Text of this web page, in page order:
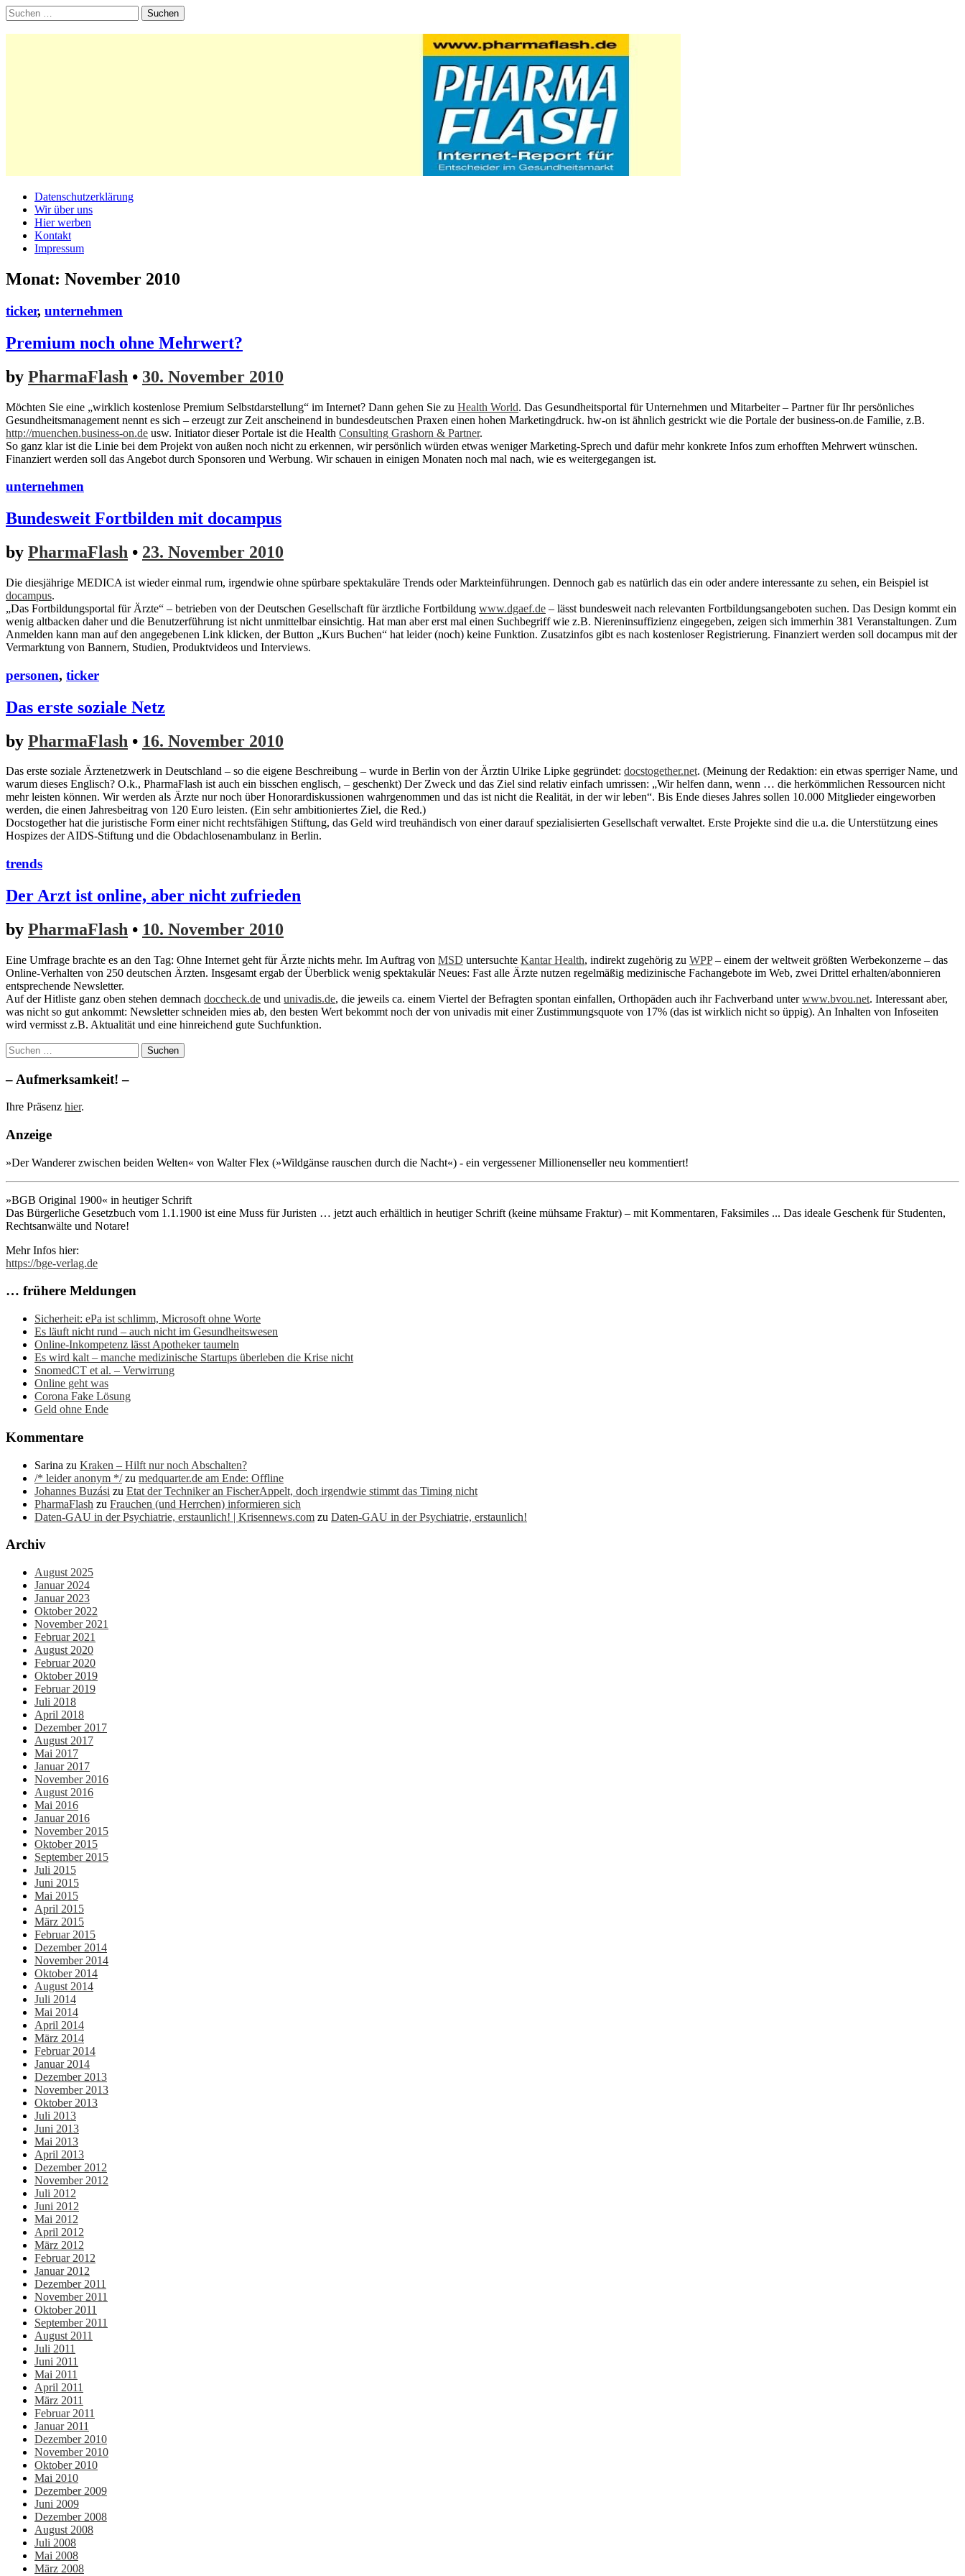
Suchen
nach:
Main
menu
Skip
content
Datenschutzerklärung
Wir über uns
Hier werben
Kontakt
Impressum
Monat: November 2010
ticker, unternehmen
Premium noch ohne Mehrwert?
by PharmaFlash • 30. November 2010
Möchten Sie eine „wirklich kostenlose Premium Selbstdarstellung“ im Internet? Dann gehen Sie zu Health World. Das Gesundheitsportal für Unternehmen und Mitarbeiter – Partner für Ihr persönliches
Gesundheitsmanagement nennt es sich – erzeugt zur Zeit anscheinend in bundesdeutschen Praxen einen hohen Marketingdruck. hw-on ist ähnlich gestrickt wie die Portale der business-on.de Familie, z.B.
http://muenchen.business-on.de usw. Initiator dieser Portale ist die Health Consulting Grashorn & Partner.
So ganz klar ist die Linie bei dem Projekt von außen noch nicht zu erkennen, wir persönlich würden etwas weniger Marketing-Sprech und dafür mehr konkrete Infos zum erhofften Mehrwert wünschen.
Finanziert werden soll das Angebot durch Sponsoren und Werbung. Wir schauen in einigen Monaten noch mal nach, wie es weitergegangen ist.
unternehmen
Bundesweit Fortbilden mit docampus
by PharmaFlash • 23. November 2010
Die diesjährige MEDICA ist wieder einmal rum, irgendwie ohne spürbare spektakuläre Trends oder Markteinführungen. Dennoch gab es natürlich das ein oder andere interessante zu sehen, ein Beispiel ist
docampus.
„Das Fortbildungsportal für Ärzte“ – betrieben von der Deutschen Gesellschaft für ärztliche Fortbildung www.dgaef.de – lässt bundesweit nach relevanten Fortbildungsangeboten suchen. Das Design kommt ein
wenig altbacken daher und die Benutzerführung ist nicht unmittelbar einsichtig. Hat man aber erst mal einen Suchbegriff wie z.B. Niereninsuffizienz eingegeben, zeigen sich immerhin 381 Veranstaltungen. Zum
Anmelden kann man auf den angegebenen Link klicken, der Button „Kurs Buchen“ hat leider (noch) keine Funktion. Zusatzinfos gibt es nach kostenloser Registrierung. Finanziert werden soll docampus mit der
Vermarktung von Bannern, Studien, Produktvideos und Interviews.
personen, ticker
Das erste soziale Netz
by PharmaFlash • 16. November 2010
Das erste soziale Ärztenetzwerk in Deutschland – so die eigene Beschreibung – wurde in Berlin von der Ärztin Ulrike Lipke gegründet: docstogether.net. (Meinung der Redaktion: ein etwas sperriger Name, und
warum dieses Englisch? O.k., PharmaFlash ist auch ein bisschen englisch, – geschenkt) Der Zweck und das Ziel sind relativ einfach umrissen: „Wir helfen dann, wenn … die herkömmlichen Ressourcen nicht
mehr leisten können. Wir werden als Ärzte nur noch über Honorardiskussionen wahrgenommen und das ist nicht die Realität, in der wir leben“. Bis Ende dieses Jahres sollen 10.000 Mitglieder eingeworben
werden, die einen Jahresbeitrag von 120 Euro leisten. (Ein sehr ambitioniertes Ziel, die Red.)
Docstogether hat die juristische Form einer nicht rechtsfähigen Stiftung, das Geld wird treuhändisch von einer darauf spezialisierten Gesellschaft verwaltet. Erste Projekte sind die u.a. die Unterstützung eines
Hospizes der AIDS-Stiftung und die Obdachlosenambulanz in Berlin.
trends
Der Arzt ist online, aber nicht zufrieden
by PharmaFlash • 10. November 2010
Eine Umfrage brachte es an den Tag: Ohne Internet geht für Ärzte nichts mehr. Im Auftrag von MSD untersuchte Kantar Health, indirekt zugehörig zu WPP– einem der weltweit größten Werbekonzerne – das
Online-Verhalten von 250 deutschen Ärzten. Insgesamt ergab der Überblick wenig spektakulär Neues: Fast alle Ärzte nutzen regelmäßig medizinische Fachangebote im Web, zwei Drittel erhalten/abonnieren
entsprechende Newsletter.
Auf der Hitliste ganz oben stehen demnach doccheck.de und univadis.de, die jeweils ca. einem Viertel der Befragten spontan einfallen, Orthopäden auch ihr Fachverband unterwww.bvou.net. Interessant aber,
was nicht so gut ankommt: Newsletter schneiden mies ab, den besten Wert bekommt noch der von univadis mit einer Zustimmungsquote von 17% (das ist wirklich nicht so üppig). An Inhalten von Infoseiten
wird vermisst z.B. Aktualität und eine hinreichend gute Suchfunktion.
Suchen
nach:
– Aufmerksamkeit! –
Ihre Präsenz hier.
Anzeige
»Der Wanderer zwischen beiden Welten« von Walter Flex (»Wildgänse rauschen durch die Nacht«) - ein vergessener Millionenseller neu kommentiert!
»BGB Original 1900« in heutiger Schrift
Das Bürgerliche Gesetzbuch vom 1.1.1900 ist eine Muss für Juristen … jetzt auch erhältlich in heutiger Schrift (keine mühsame Fraktur) – mit Kommentaren, Faksimiles ... Das ideale Geschenk für Studenten,
Rechtsanwälte und Notare!
Mehr Infos hier:
https://bge-verlag.de
… frühere Meldungen
Sicherheit: ePa ist schlimm, Microsoft ohne Worte
Es läuft nicht rund – auch nicht im Gesundheitswesen
Online-Inkompetenz lässt Apotheker taumeln
Es wird kalt – manche medizinische Startups überleben die Krise nicht
SnomedCT et al. – Verwirrung
Online geht was
Corona Fake Lösung
Geld ohne Ende
Kommentare
Sarina zu Kraken – Hilft nur noch Abschalten?
/* leider anonym */zu medquarter.de am Ende: Offline
Johannes Buzási zu Etat der Techniker an FischerAppelt, doch irgendwie stimmt das Timing nicht
PharmaFlash zu Frauchen (und Herrchen) informieren sich
Daten-GAU in der Psychiatrie, erstaunlich! | Krisennews.com zu Daten-GAU in der Psychiatrie, erstaunlich!
Archiv
August 2025
Januar 2024
Januar 2023
Oktober 2022
November 2021
Februar 2021
August 2020
Februar 2020
Oktober 2019
Februar 2019
Juli 2018
April 2018
Dezember 2017
August 2017
Mai 2017
Januar 2017
November 2016
August 2016
Mai 2016
Januar 2016
November 2015
Oktober 2015
September 2015
Juli 2015
Juni 2015
Mai 2015
April 2015
März 2015
Februar 2015
Dezember 2014
November 2014
Oktober 2014
August 2014
Juli 2014
Mai 2014
April 2014
März 2014
Februar 2014
Januar 2014
Dezember 2013
November 2013
Oktober 2013
Juli 2013
Juni 2013
Mai 2013
April 2013
Dezember 2012
November 2012
Juli 2012
Juni 2012
Mai 2012
April 2012
März 2012
Februar 2012
Januar 2012
Dezember 2011
November 2011
Oktober 2011
September 2011
August 2011
Juli 2011
Juni 2011
Mai 2011
April 2011
März 2011
Februar 2011
Januar 2011
Dezember 2010
November 2010
Oktober 2010
Mai 2010
Dezember 2009
Juni 2009
Dezember 2008
August 2008
Juli 2008
Mai 2008
März 2008